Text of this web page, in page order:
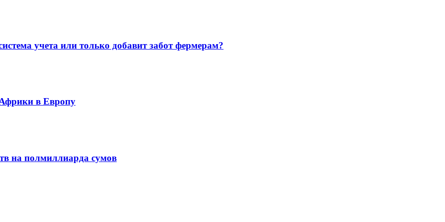
учета или только добавит забот фермерам?
в Европу
на полмиллиарда сумов